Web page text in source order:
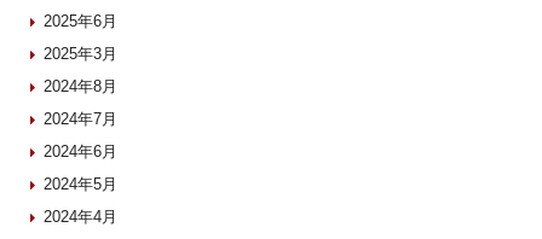
2025年6月
2025年3月
2024年8月
2024年7月
2024年6月
2024年5月
2024年4月